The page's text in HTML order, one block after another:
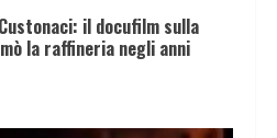
il docufilm sulla
la raffineria negli anni